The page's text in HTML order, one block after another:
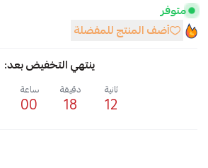
متوفر
أضف المنتج للمفضلة
ينتهي التخفيض بعد:
12
ثانية
18
دقيقة
00
ساعة